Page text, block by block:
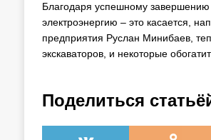
Благодаря успешному завершению
электроэнергию – это касается,
предприятия Руслан Минибаев,
экскаваторов, и некоторые
Поделиться